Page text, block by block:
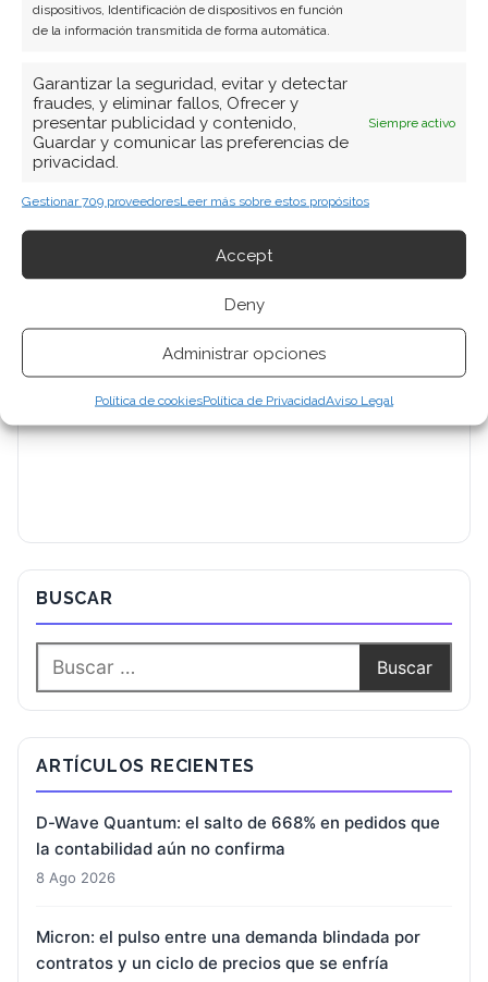
dispositivos, Identificación de dispositivos en función
de la información transmitida de forma automática.
Garantizar la seguridad, evitar y detectar
fraudes, y eliminar fallos, Ofrecer y
presentar publicidad y contenido,
Guardar y comunicar las preferencias de
privacidad.
Siempre activo
Gestionar 709 proveedoresLeer más sobre estos propósitos
Accept
Deny
Administrar opciones
Política de cookiesPolítica de PrivacidadAviso Legal
BUSCAR
ARTÍCULOS RECIENTES
D-Wave Quantum: el salto de 668% en pedidos que
la contabilidad aún no confirma
8 Ago 2026
Micron: el pulso entre una demanda blindada por
contratos y un ciclo de precios que se enfría